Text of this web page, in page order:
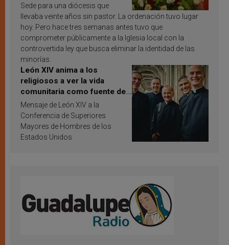
Sede para una diócesis que
llevaba veinte años sin pastor. La ordenación tuvo lugar
hoy. Pero hace tres semanas antes tuvo que
comprometer públicamente a la Iglesia local con la
controvertida ley que busca eliminar la identidad de las
minorías.
León XIV anima a los
religiosos a ver la vida
comunitaria como fuente de
inspiración y santificación
Mensaje de León XIV a la
Conferencia de Superiores
Mayores de Hombres de los
Estados Unidos